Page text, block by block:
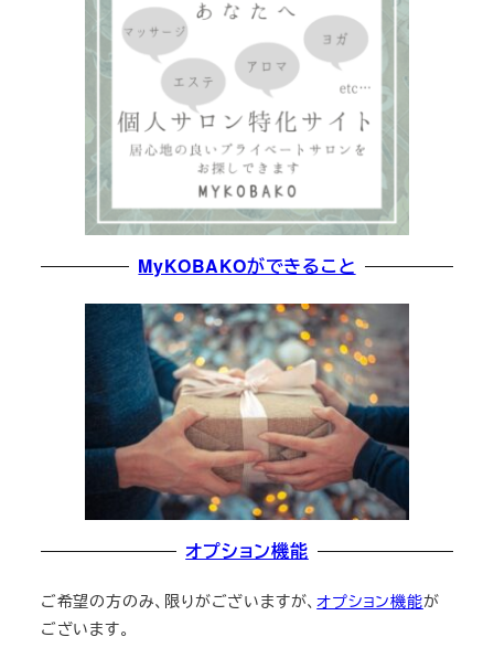
MyKOBAKOができること
オプション機能
ご希望の方のみ、限りがございますが、オプション機能が
ございます。